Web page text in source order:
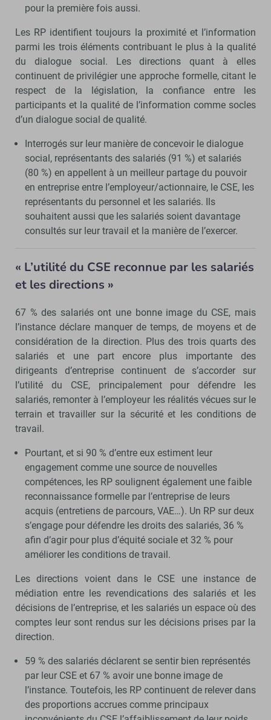
pour la première fois aussi.
Les RP identifient toujours la proximité et l’information
parmi les trois éléments contribuant le plus à la qualité
du dialogue social. Les directions quant à elles
continuent de privilégier une approche formelle, citant le
respect de la législation, la confiance entre les
participants et la qualité de l’information comme socles
d’un dialogue social de qualité.
Interrogés sur leur manière de concevoir le dialogue
social, représentants des salariés (91 %) et salariés
(80 %) en appellent à un meilleur partage du pouvoir
en entreprise entre l’employeur/actionnaire, le CSE, les
représentants du personnel et les salariés. Ils
souhaitent aussi que les salariés soient davantage
consultés sur leur travail et la manière de l’exercer.
« L’utilité du CSE reconnue par les salariés
et les directions »
67 % des salariés ont une bonne image du CSE, mais
l’instance déclare manquer de temps, de moyens et de
considération de la direction. Plus des trois quarts des
salariés et une part encore plus importante des
dirigeants d’entreprise continuent de s’accorder sur
l’utilité du CSE, principalement pour défendre les
salariés, remonter à l’employeur les réalités vécues sur le
terrain et travailler sur la sécurité et les conditions de
travail.
Pourtant, et si 90 % d’entre eux estiment leur
engagement comme une source de nouvelles
compétences, les RP soulignent également une faible
reconnaissance formelle par l’entreprise de leurs
acquis (entretiens de parcours, VAE…). Un RP sur deux
s’engage pour défendre les droits des salariés, 36 %
afin d’agir pour plus d’équité sociale et 32 % pour
améliorer les conditions de travail.
Les directions voient dans le CSE une instance de
médiation entre les revendications des salariés et les
décisions de l’entreprise, et les salariés un espace où des
comptes leur sont rendus sur les décisions prises par la
direction.
59 % des salariés déclarent se sentir bien représentés
par leur CSE et 67 % avoir une bonne image de
l’instance. Toutefois, les RP continuent de relever dans
des proportions accrues comme principaux